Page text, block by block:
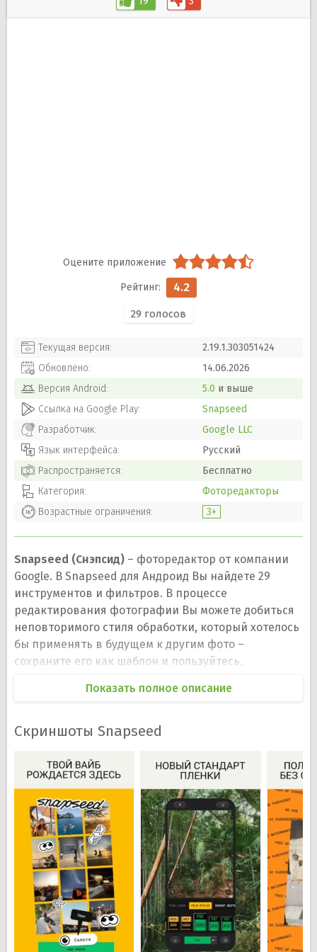
4.2
29 голосов
Текущая версия:
2.19.1.303051424
Обновлено:
14.06.2026
Версия Android: 5.0 и выше
Ссылка на Google Play:
Snapseed
Разработчик:
Google LLC
Язык интерфейса:
Русский
Распространяется:
Бесплатно
Категория:
Фоторедакторы
Возрастные ограничения:
3+
Snapseed (Снэпсид) – фоторедактор от компании
Google. В Snapseed для Андроид Вы найдете 29
инструментов и фильтров. В процессе
редактирования фотографии Вы можете добиться
неповторимого стиля обработки, который хотелось
бы применять в будущем к другим фото –
сохраните его как шаблон и пользуйтесь.
В арсенале Snapseed достаточно инструментов,
точечную коррекцию, кисти, структуры,
перспективу и другие эффекты. Возможности
приложения настолько обширны, что Вы можете
убирать любой объект с фотографии и никто даже
не заметит. Интерфейс приложения продуман так,
что все инструменты на виду и не занимают много
места, чтобы пользователю была хорошо видна
обрабатываемая фотография. Snapseed работает
как с JPG-файлами, так и с DNG расширениями. Вы
можете применять к изображению автоматическую
или ручную коррекцию экспозиции и цвета,
повысить контурную резкость, кадрировать
снимки, поворачивать на 90 градусов или
Показать полное описание
Скриншоты Snapseed